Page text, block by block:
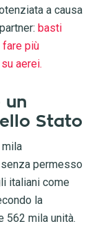
a causa
basti
fare più
aerei.
un
Stato
permesso
italiani come
la
562 mila unità.